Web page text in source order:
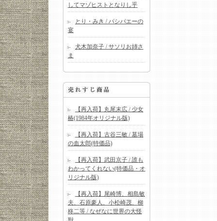
してマゾヒストとなりし乎
とり・みき / パシパエーの
宴
犬木加奈子 / サソリお姉さ
ま
【再入荷】丸尾末広 / 少女
椿(1984年オリジナル版)
【再入荷】古谷三敏 / 墓場
の血太郎(特価品)
【再入荷】武田京子 / 誰も
わかってくれない(特価品・オ
リジナル版)
【再入荷】尾崎博、相島敏
夫、石原豪人、小松崎茂、柳
柊二等 / なぜなに世界の大怪